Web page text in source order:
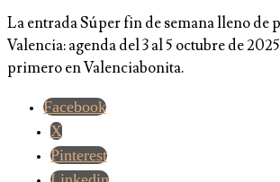
La entrada Súper fin de semana lleno de
Valencia: agenda del 3 al 5 octubre de
primero en Valenciabonita.
Facebook
X
Pinterest